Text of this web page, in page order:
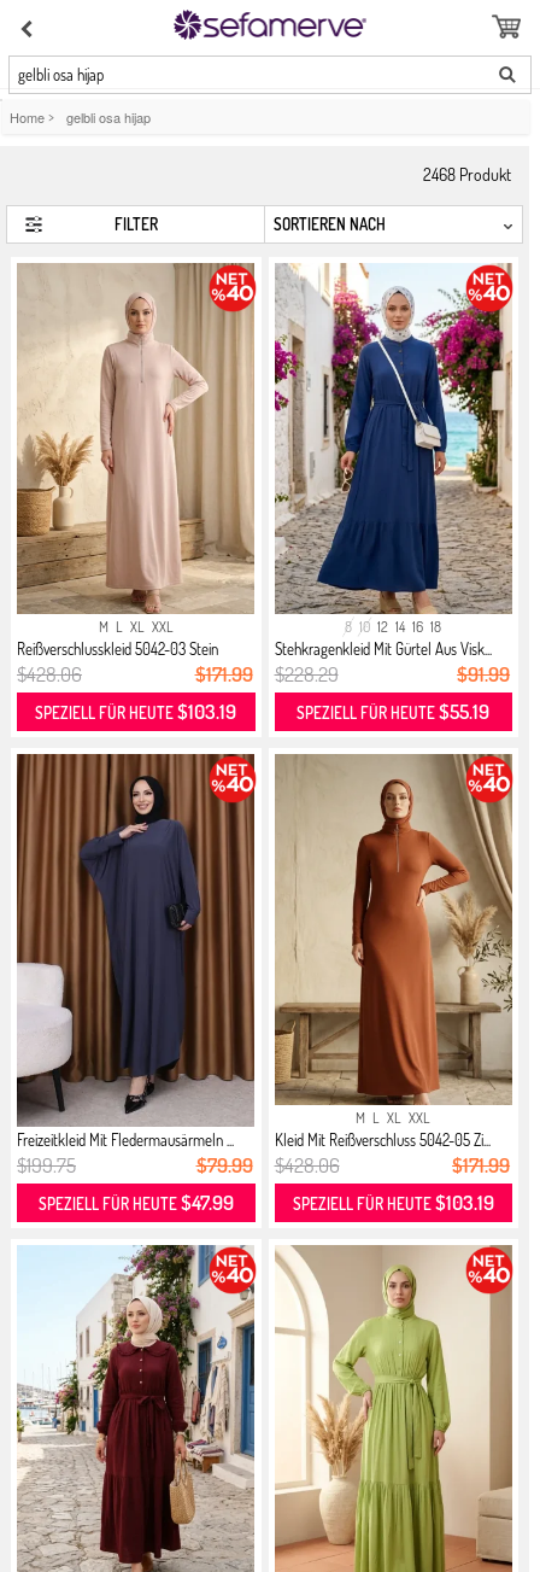
gelbli osa hijap
Home > gelbli osa hijap
2468 Produkt
FILTER
M L XL XXL
Reißverschlusskleid 5042-03 Stein
$428.06 $171.99
SPEZIELL FÜR HEUTE$103.19
8 10 12 14 16 18
Stehkragenkleid Mit Gürtel Aus Visk...
$228.29 $91.99
SPEZIELL FÜR HEUTE$55.19
Freizeitkleid Mit Fledermausärmeln ...
$199.75 $79.99
SPEZIELL FÜR HEUTE$47.99
M L XL XXL
Kleid Mit Reißverschluss 5042-05 Zi...
$428.06 $171.99
SPEZIELL FÜR HEUTE$103.19